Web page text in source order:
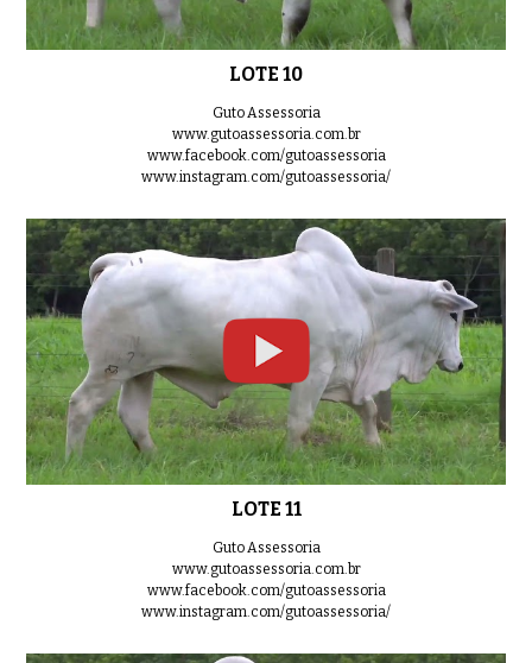
LOTE 10
Guto Assessoria
www.gutoassessoria.com.br
www.facebook.com/gutoassessoria
www.instagram.com/gutoassessoria/
LOTE 11
Guto Assessoria
www.gutoassessoria.com.br
www.facebook.com/gutoassessoria
www.instagram.com/gutoassessoria/